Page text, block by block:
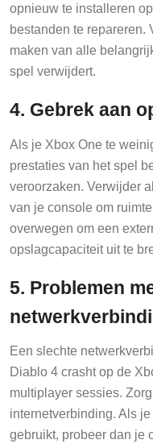
opnieuw te installeren
bestanden te repareren.
maken van alle
spel verwijdert.
4. Gebrek aan
Als je Xbox One te
prestaties van het spel
veroorzaken. Verwijder
van je console om
overwegen om een
opslagcapaciteit uit te
5. Problemen
Een slechte
Diablo 4 crasht op de
multiplayer sessies.
internetverbinding. Als
gebruikt, probeer dan je